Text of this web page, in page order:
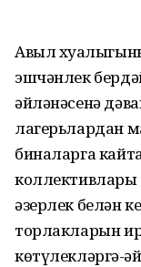
Авыл
эшчәнлек
әйләнәсенә
лагерьлардан
биналарга
әзерлек белән
торлакларын
көтүлекләргә-